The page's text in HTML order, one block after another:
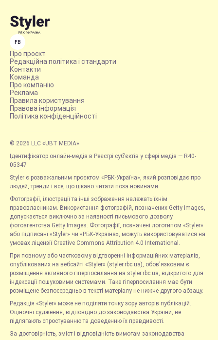
FB
Про проєкт
Редакційна політика і стандарти
Контакти
Команда
Про компанію
Реклама
Правила користування
Правова інформація
Політика конфіденційності
© 2026 LLC «UBT MEDIA»
Ідентифікатор онлайн-медіа в Реєстрі суб’єктів у сфері медіа — R40-
05347
Styler є розважальним проєктом «РБК-Україна», який розповідає про
людей, тренди і все, що цікаво читати поза новинами.
Фотографії, ілюстрації та інші зображення належать їхнім
правовласникам. Використання фотографій, позначених Getty Images,
допускається виключно за наявності письмового дозволу
фотоагентства Getty Images. Фотографії, позначені логотипом «Styler»
або підписані «Styler» чи «РБК-Україна», можуть використовуватися на
умовах ліцензії Creative Commons Attribution 4.0 International.
При повному або частковому відтворенні інформаційних матеріалів,
опублікованих на вебсайті «Styler» (styler.rbc.ua), обов'язковим є
розміщення активного гіперпосилання на styler.rbc.ua, відкритого для
індексації пошуковими системами. Таке гіперпосилання має бути
розміщене безпосередньо в тексті матеріалу не нижче другого абзацу.
Редакція «Styler» може не поділяти точку зору авторів публікацій.
Оціночні судження, відповідно до законодавства України, не
підлягають спростуванню та доведенню їх правдивості.
За достовірність, зміст і відповідність вимогам законодавства